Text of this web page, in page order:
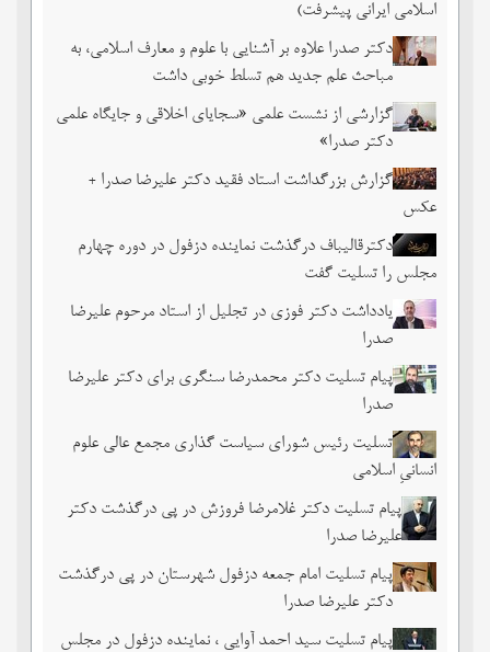
اسلامی ایرانی پیشرفت)
دکتر صدرا علاوه بر آشنایی با علوم و معارف اسلامی، به
مباحث علم جدید هم تسلط خوبی داشت
گزارشی از نشست علمی «سجایای اخلاقی و جایگاه علمی
دکتر صدرا»
گزارش بزرگداشت استاد فقید دکتر علیرضا صدرا +
عکس
دکترقالیباف درگذشت نماینده دزفول در دوره چهارم
مجلس را تسلیت گفت
یادداشت دکتر فوزی در تجلیل از استاد مرحوم علیرضا
صدرا
پیام تسلیت دکتر محمدرضا سنگری برای دکتر علیرضا
صدرا
تسلیت رئیس شورای سیاست گذاری مجمع عالی علوم
انسانیِ اسلامی
پیام تسلیت دکتر غلامرضا فروزش در پی درگذشت دکتر
علیرضا صدرا
پیام تسلیت امام جمعه دزفول شهرستان در پی درگذشت
دکتر علیرضا صدرا
پیام تسلیت سید احمد آوایی ، نماینده دزفول در مجلس